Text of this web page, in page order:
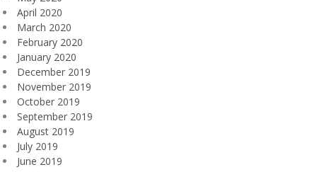
April 2020
March 2020
February 2020
January 2020
December 2019
November 2019
October 2019
September 2019
August 2019
July 2019
June 2019